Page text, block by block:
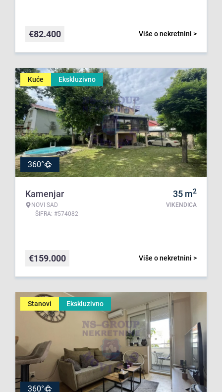
Više o nekretnini >
€82.400
Kuće Ekskluzivno
360°
Kamenjar
NOVI SAD
ŠIFRA: #574082
35 m2
VIKENDICA
Više o nekretnini >
€159.000
Stanovi Ekskluzivno
360°